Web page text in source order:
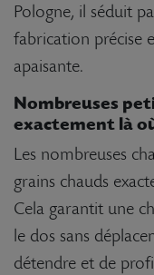
Pologne, il séduit
fabrication précise
apaisante.
Nombreuses
exactement là
Les nombreuses
grains chauds
Cela garantit une
le dos sans
détendre et de